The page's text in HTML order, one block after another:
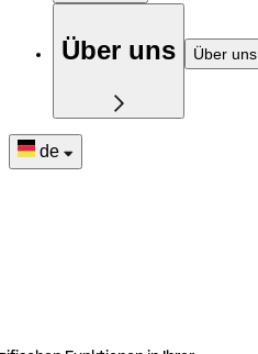
Über uns Über uns
de